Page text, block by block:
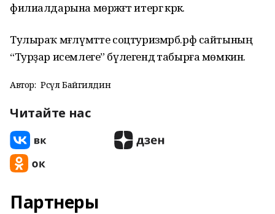
филиалдарына мөрәжәғәт итергә кәрәк.
Тулыраҡ мәғлүмәтте соцтуризмрб.рф сайтының
“Турҙар исемлеге” бүлегендә табырға мөмкин.
Автор: Рәсүл Байгилдин
Читайте нас
Партнеры